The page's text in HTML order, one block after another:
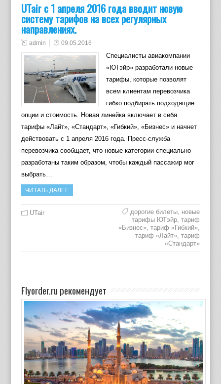
UTair c 1 апреля 2016 года вводит новую
систему тарифов на всех регулярных
направлениях.
admin 09.05.2016
Специалисты авиакомпании
«ЮТэйр» разработали новые
тарифы, которые позволят
всем клиентам перевозчика
гибко подбирать подходящие
опции и стоимость. Новая линейка включает в себя
тарифы «Лайт», «Стандарт», «Гибкий», «Бизнес» и начнет
действовать с 1 апреля 2016 года. Пресс-служба
перевозчика сообщает, что новые категории специально
разработаны таким образом, чтобы каждый пассажир мог
выбрать…
ЧИТАТЬ ДАЛЕЕ
UTair дорогие билеты, новые
тарифы ЮТэйр,тариф
«Бизнес»,тариф «Гибкий»,
тариф «Лайт»,тариф
«Стандарт»
Flyorder.ru рекомендует